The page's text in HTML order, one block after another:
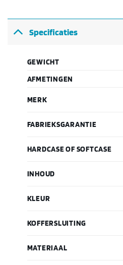
Specificaties
GEWICHT
AFMETINGEN
MERK
FABRIEKSGARANTIE
HARDCASE OF SOFTCASE
INHOUD
KLEUR
KOFFERSLUITING
MATERIAAL